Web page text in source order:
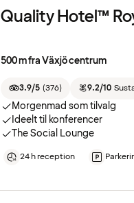
Quality Hotel™
500 m fra Växjö centrum
3.9/5 (376) 9.2/10
Morgenmad som tilvalg
Ideelt til konferencer
The Social Lounge
24 h reception